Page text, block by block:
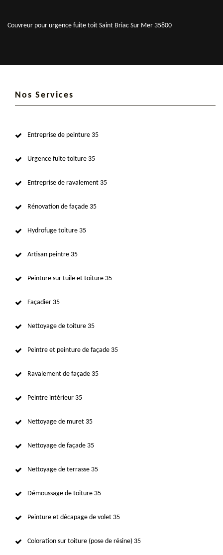
Couvreur pour urgence fuite toit Saint Briac Sur Mer 35800
Nos Services
Entreprise de peinture 35
Urgence fuite toiture 35
Entreprise de ravalement 35
Rénovation de façade 35
Hydrofuge toiture 35
Artisan peintre 35
Peinture sur tuile et toiture 35
Façadier 35
Nettoyage de toiture 35
Peintre et peinture de façade 35
Ravalement de façade 35
Peintre intérieur 35
Nettoyage de muret 35
Nettoyage de façade 35
Nettoyage de terrasse 35
Démoussage de toiture 35
Peinture et décapage de volet 35
Coloration sur toiture (pose de résine) 35